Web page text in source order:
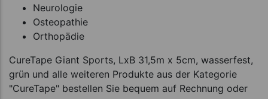
Neurologie
Osteopathie
Orthopädie
CureTape Giant Sports, LxB 31,5m x 5cm, wasserfest,
grün und alle weiteren Produkte aus der Kategorie
"CureTape" bestellen Sie bequem auf Rechnung oder